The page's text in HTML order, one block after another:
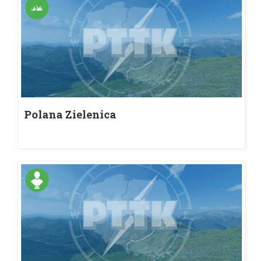
Polana Zielenica